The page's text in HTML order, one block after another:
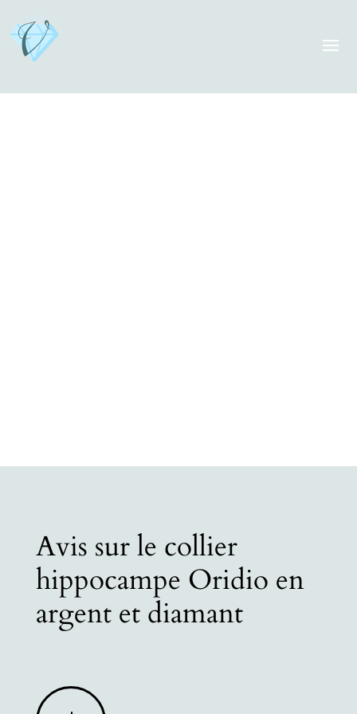
Avis sur le collier
hippocampe Oridio en
argent et diamant